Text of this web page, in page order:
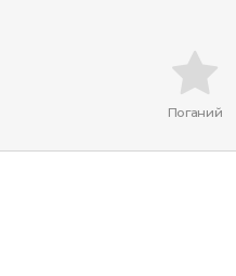
Поганий